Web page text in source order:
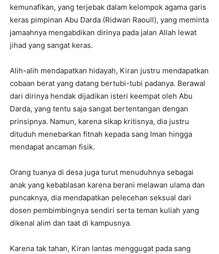
kemunafikan, yang terjebak dalam kelompok agama garis
keras pimpinan Abu Darda (Ridwan Raoull), yang meminta
jamaahnya mengabdikan dirinya pada jalan Allah lewat
jihad yang sangat keras.
Alih-alih mendapatkan hidayah, Kiran justru mendapatkan
cobaan berat yang datang bertubi-tubi padanya. Berawal
dari dirinya hendak dijadikan isteri keempat oleh Abu
Darda, yang tentu saja sangat bertentangan dengan
prinsipnya. Namun, karena sikap kritisnya, dia justru
dituduh menebarkan fitnah kepada sang Iman hingga
mendapat ancaman fisik.
Orang tuanya di desa juga turut menuduhnya sebagai
anak yang kebablasan karena berani melawan ulama dan
puncaknya, dia mendapatkan pelecehan seksual dari
dosen pembimbingnya sendiri serta teman kuliah yang
dikenal alim dan taat di kampusnya.
Karena tak tahan, Kiran lantas menggugat pada sang